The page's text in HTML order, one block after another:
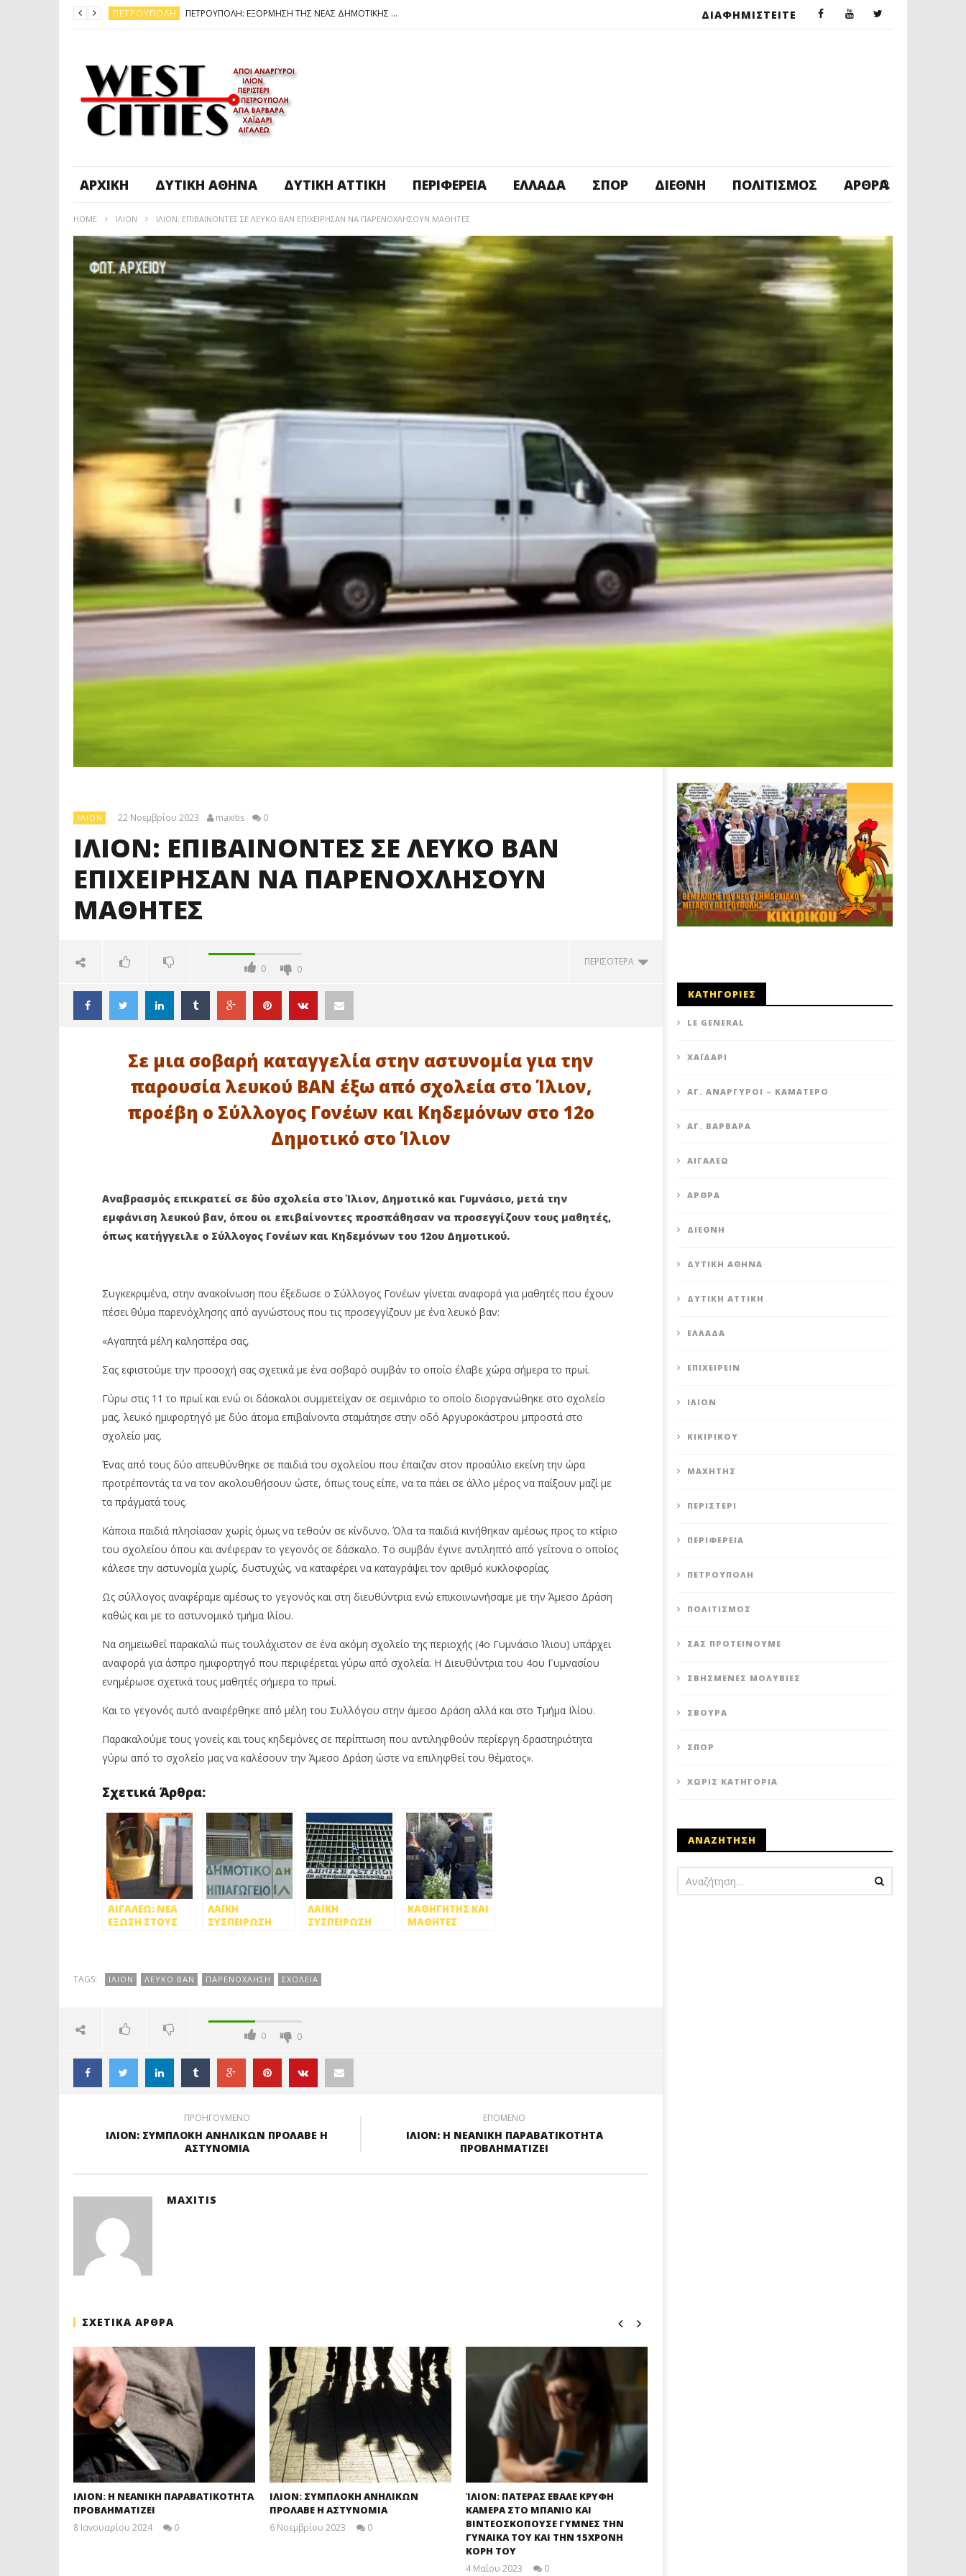
ΠΕΤΡΟΎΠΟΛΗ ΠΕΤΡΟΥΠΟΛΗ: ΕΞΟΡΜΗΣΗ ΤΗΣ ΝΕΑΣ ΔΗΜΟΤΙΚΗΣ ΑΡΧΗΣ ΣΤΑ ΣΧΟΛΕΙΑ
ΠΕΤΡΟΎΠΟΛΗ
ΠΕΤΡΟΎΠΟΛΗ
ΔΥΤΙΚΉ ΑΤΤΙΚΉ ΚΑΙΡΟΣ: ΕΡΧΟΝΤΑΙ ΧΙΟΝΙΑ
ΠΕΤΡΟΎΠΟΛΗ
ΔΙΑΦΗΜΙΣΤΕΙΤΕ
ΑΡΧΙΚΉ ΔΥΤΙΚΉ ΑΘΉΝΑ ΔΥΤΙΚΉ ΑΤΤΙΚΉ ΠΕΡΙΦΈΡΕΙΑ ΕΛΛΆΔΑ ΣΠΟΡ ΔΙΕΘΝΉ ΠΟΛΙΤΙΣΜΌΣ ΆΡΘΡΑ
HOME ΊΛΙΟΝ ΙΛΙΟΝ: ΕΠΙΒΑΙΝΟΝΤΕΣ ΣΕ ΛΕΥΚΟ ΒΑΝ ΕΠΙΧΕΙΡΗΣΑΝ ΝΑ ΠΑΡΕΝΟΧΛΗΣΟΥΝ ΜΑΘΗΤΕΣ
ΊΛΙΟΝ 22 Νοεμβρίου 2023 maxitis 0
ΙΛΙΟΝ: ΕΠΙΒΑΙΝΟΝΤΕΣ ΣΕ ΛΕΥΚΟ ΒΑΝ
ΕΠΙΧΕΙΡΗΣΑΝ ΝΑ ΠΑΡΕΝΟΧΛΗΣΟΥΝ
ΜΑΘΗΤΕΣ
0 0
ΠΕΡΙΣΟΤΕΡΑ
ΒΑΝ ΕΠΙΧΕΙΡΗΣΑΝ ΝΑ
ΠΑΡΕΝΟΧΛΗΣΟΥΝ ΜΑΘΗΤΕΣ
Νοεμβρίου
ΠΑΡΑΒΑΤΙΚΟΤΗΤΑ
ΠΡΟΒΛΗΜΑΤΙΖΕΙ
22
ΠΡΟΛΑΒΕ Η ΑΣΤΥΝΟΜΙΑ
22
Νοεμβρίου
2023
ΚΑΜΕΡΑ ΣΤΟ ΜΠΑΝΙΟ ΚΑΙ
ΓΥΝΑΙΚΑ ΤΟΥ ΚΑΙ ΤΗΝ 15ΧΡΟΝΗ
Σε μια σοβαρή καταγγελία στην αστυνομία για την
παρουσία λευκού ΒΑΝ έξω από σχολεία στο Ίλιον,
προέβη ο Σύλλογος Γονέων και Κηδεμόνων στο 12ο
Δημοτικό στο Ίλιον
Αναβρασμός επικρατεί σε δύο σχολεία στο Ίλιον, Δημοτικό και Γυμνάσιο, μετά την
εμφάνιση λευκού βαν, όπου οι επιβαίνοντες προσπάθησαν να προσεγγίζουν τους μαθητές,
όπως κατήγγειλε ο Σύλλογος Γονέων και Κηδεμόνων του 12ου Δημοτικού.
Συγκεκριμένα, στην ανακοίνωση που έξεδωσε ο Σύλλογος Γονέων γίνεται αναφορά για μαθητές που έχουν
πέσει θύμα παρενόχλησης από αγνώστους που τις προσεγγίζουν με ένα λευκό βαν:
«Αγαπητά μέλη καλησπέρα σας,
Σας εφιστούμε την προσοχή σας σχετικά με ένα σοβαρό συμβάν το οποίο έλαβε χώρα σήμερα το πρωί.
Γύρω στις 11 το πρωί και ενώ οι δάσκαλοι συμμετείχαν σε σεμινάριο το οποίο διοργανώθηκε στο σχολείο
μας, λευκό ημιφορτηγό με δύο άτομα επιβαίνοντα σταμάτησε στην οδό Αργυροκάστρου μπροστά στο
σχολείο μας.
Ένας από τους δύο απευθύνθηκε σε παιδιά του σχολείου που έπαιζαν στον προαύλιο εκείνη την ώρα
προτρέποντάς τα να τον ακολουθήσουν ώστε, όπως τους είπε, να τα πάει σε άλλο μέρος να παίξουν μαζί με
τα πράγματά τους.
Κάποια παιδιά πλησίασαν χωρίς όμως να τεθούν σε κίνδυνο. Όλα τα παιδιά κινήθηκαν αμέσως προς το κτίριο
του σχολείου όπου και ανέφεραν το γεγονός σε δάσκαλο. Το συμβάν έγινε αντιληπτό από γείτονα ο οποίος
κάλεσε την αστυνομία χωρίς, δυστυχώς, να καταφέρει να καταγράψει τον αριθμό κυκλοφορίας.
Ως σύλλογος αναφέραμε αμέσως το γεγονός και στη διευθύντρια ενώ επικοινωνήσαμε με την Άμεσο Δράση
καθώς και με το αστυνομικό τμήμα Ιλίου.
Να σημειωθεί παρακαλώ πως τουλάχιστον σε ένα ακόμη σχολείο της περιοχής (4ο Γυμνάσιο Ίλιου) υπάρχει
αναφορά για άσπρο ημιφορτηγό που περιφέρεται γύρω από σχολεία. Η Διευθύντρια του 4ου Γυμνασίου
ενημέρωσε σχετικά τους μαθητές σήμερα το πρωί.
Και το γεγονός αυτό αναφέρθηκε από μέλη του Συλλόγου στην άμεσο Δράση αλλά και στο Τμήμα Ιλίου.
Παρακαλούμε τους γονείς και τους κηδεμόνες σε περίπτωση που αντιληφθούν περίεργη δραστηριότητα
γύρω από το σχολείο μας να καλέσουν την Άμεσο Δράση ώστε να επιληφθεί του θέματος».
Σχετικά Άρθρα:
ΑΙΓΑΛΕΩ: ΝΕΑ
ΕΞΩΣΗ ΣΤΟΥΣ
ΛΑΪΚΗ
ΣΥΣΠΕΙΡΩΣΗ
ΚΑΙ ΜΑΘΗΤΕΣ
ΛΑΪΚΗ
ΣΥΣΠΕΙΡΩΣΗ
ΠΟΥ
ΑΓΩΝΙΖΟΝΤΑΙ!
ΚΑΘΗΓΗΤΗΣ ΚΑΙ
ΜΑΘΗΤΕΣ
TAGS: ΙΛΙΟΝ ΛΕΥΚΟ ΒΑΝ ΠΑΡΕΝΟΧΛΗΣΗ ΣΧΟΛΕΙΑ
0 0
ΠΡΟΗΓΟΥΜΕΝΟ
ΙΛΙΟΝ: ΣΥΜΠΛΟΚΗ ΑΝΗΛΙΚΩΝ ΠΡΟΛΑΒΕ Η
ΑΣΤΥΝΟΜΙΑ
ΕΠΟΜΕΝΟ
ΙΛΙΟΝ: Η ΝΕΑΝΙΚΗ ΠΑΡΑΒΑΤΙΚΟΤΗΤΑ
ΠΡΟΒΛΗΜΑΤΙΖΕΙ
MAXITIS
ΣΧΕΤΙΚΑ ΑΡΘΡΑ
ΙΛΙΟΝ: Η ΝΕΑΝΙΚΗ ΠΑΡΑΒΑΤΙΚΟΤΗΤΑ
ΠΡΟΒΛΗΜΑΤΙΖΕΙ
8 Ιανουαρίου 2024
0
ΙΛΙΟΝ: ΣΥΜΠΛΟΚΗ ΑΝΗΛΙΚΩΝ
ΠΡΟΛΑΒΕ Η ΑΣΤΥΝΟΜΙΑ
6 Νοεμβρίου 2023
0
ΊΛΙΟΝ: ΠΑΤΕΡΑΣ ΕΒΑΛΕ ΚΡΥΦΗ
ΚΑΜΕΡΑ ΣΤΟ ΜΠΑΝΙΟ ΚΑΙ
ΒΙΝΤΕΟΣΚΟΠΟΥΣΕ ΓΥΜΝΕΣ ΤΗΝ
ΓΥΝΑΙΚΑ ΤΟΥ ΚΑΙ ΤΗΝ 15ΧΡΟΝΗ
ΚΟΡΗ ΤΟΥ
4 Μαΐου 2023
0
ΚΑΤΗΓΟΡΙΕΣ
LE GENERAL
XΑΪΔΆΡΙ
ΆΓ. ΑΝΆΡΓΥΡΟΙ – KΑΜΑΤΕΡΌ
ΑΓ. ΒΑΡΒΆΡΑ
ΑΙΓΆΛΕΩ
ΆΡΘΡΑ
ΔΙΕΘΝΉ
ΔΥΤΙΚΉ ΑΘΉΝΑ
ΔΥΤΙΚΉ ΑΤΤΙΚΉ
ΕΛΛΆΔΑ
ΕΠΙΧΕΙΡΕΊΝ
ΊΛΙΟΝ
ΚΙΚΙΡΙΚΟΥ
ΜΑΧΗΤΗΣ
ΠΕΡΙΣΤΈΡΙ
ΠΕΡΙΦΈΡΕΙΑ
ΠΕΤΡΟΎΠΟΛΗ
ΠΟΛΙΤΙΣΜΌΣ
ΣΑΣ ΠΡΟΤΕΊΝΟΥΜΕ
ΣΒΗΣΜΈΝΕΣ ΜΟΛΥΒΙΈΣ
ΣΒΟΎΡΑ
ΣΠΟΡ
ΧΩΡΊΣ ΚΑΤΗΓΟΡΊΑ
ΑΝΑΖΗΤΗΣΗ